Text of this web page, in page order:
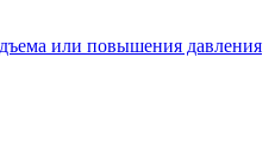
или повышения давления